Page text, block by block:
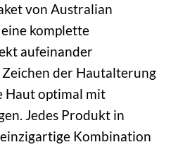
von Australian
komplette
aufeinander
der Hautalterung
Haut optimal mit
Jedes Produkt in
Kombination